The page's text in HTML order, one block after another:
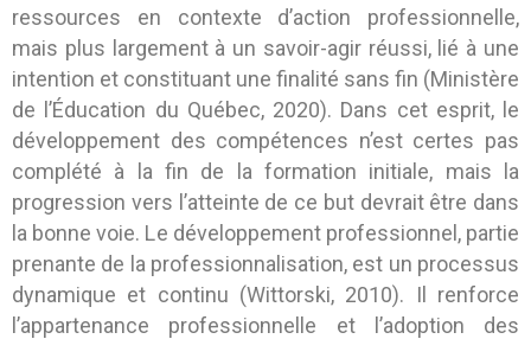
ressources en contexte d’action professionnelle,
mais plus largement à un savoir-agir réussi, lié à une
intention et constituant une finalité sans fin (Ministère
de l’Éducation du Québec, 2020). Dans cet esprit, le
développement des compétences n’est certes pas
complété à la fin de la formation initiale, mais la
progression vers l’atteinte de ce but devrait être dans
la bonne voie. Le développement professionnel, partie
prenante de la professionnalisation, est un processus
dynamique et continu (Wittorski, 2010). Il renforce
l’appartenance professionnelle et l’adoption des